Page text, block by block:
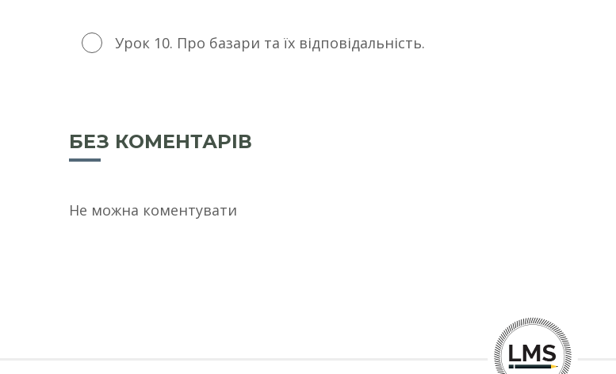
Урок 10. Про базари та їх відповідальність.
БЕЗ КОМЕНТАРІВ
Не можна коментувати